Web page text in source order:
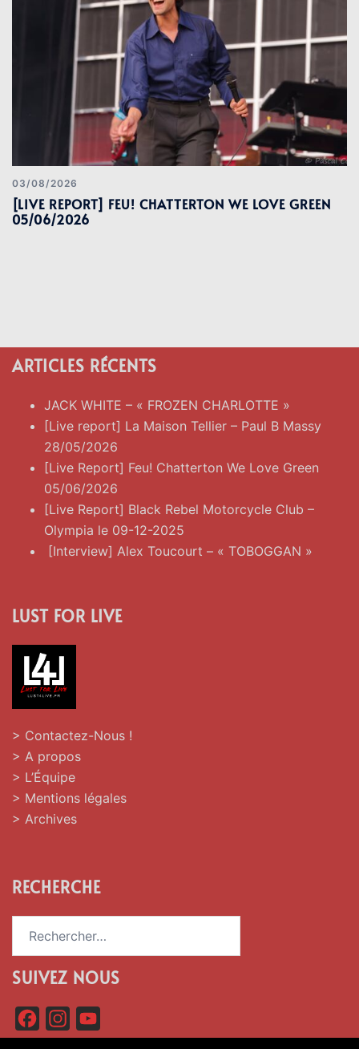
03/08/2026
[LIVE REPORT] FEU! CHATTERTON WE LOVE GREEN
05/06/2026
ARTICLES RÉCENTS
JACK WHITE – « FROZEN CHARLOTTE »
[Live report] La Maison Tellier – Paul B Massy
28/05/2026
[Live Report] Feu! Chatterton We Love Green
05/06/2026
[Live Report] Black Rebel Motorcycle Club –
Olympia le 09-12-2025
[Interview] Alex Toucourt – « TOBOGGAN »
LUST FOR LIVE
> Contactez-Nous !
> A propos
> L’Équipe
> Mentions légales
> Archives
RECHERCHE
SUIVEZ NOUS
a
n
o